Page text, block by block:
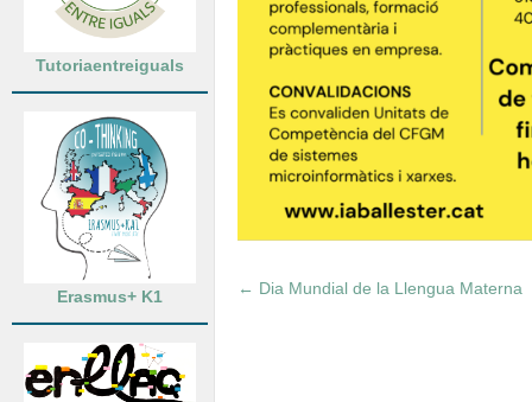
Tutoriaentreiguals
Erasmus+ K1 ← Dia Mundial de la Llengua Materna